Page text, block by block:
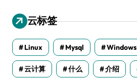
云标签
Linux Mysql Windows
云计算 什么 介绍